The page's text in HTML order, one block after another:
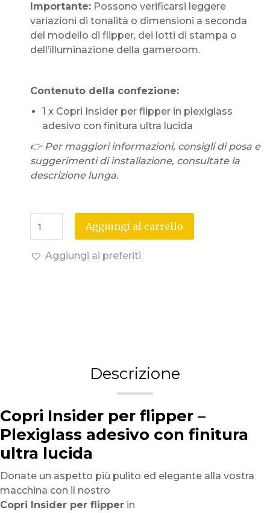
Importante: Possono verificarsi leggere
variazioni di tonalità o dimensioni a seconda
del modello di flipper, dei lotti di stampa o
dell’illuminazione della gameroom.
Contenuto della confezione:
1 x Copri Insider per flipper in plexiglass
adesivo con finitura ultra lucida
👉 Per maggiori informazioni, consigli di posa e
suggerimenti di installazione, consultate la
descrizione lunga.
Aggiungi al carrello
Aggiungi ai preferiti
Descrizione
Copri Insider per flipper –
Plexiglass adesivo con finitura
ultra lucida
Donate un aspetto più pulito ed elegante alla vostra
macchina con il nostro
Copri Insider per flipper in